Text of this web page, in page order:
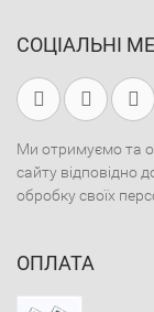
СОЦІАЛЬНІ
Ми отримуємо та
сайту відповідно
обробку своїх
ОПЛАТА